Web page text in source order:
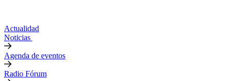
Actualidad
Noticias
Agenda de eventos
Radio Fórum